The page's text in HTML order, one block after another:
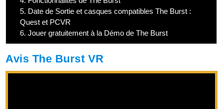
5. Date de Sortie et casques compatibles The Burst :
Quest et PCVR
6. Jouer gratuitement à la Démo de The Burst
Avis The Burst VR